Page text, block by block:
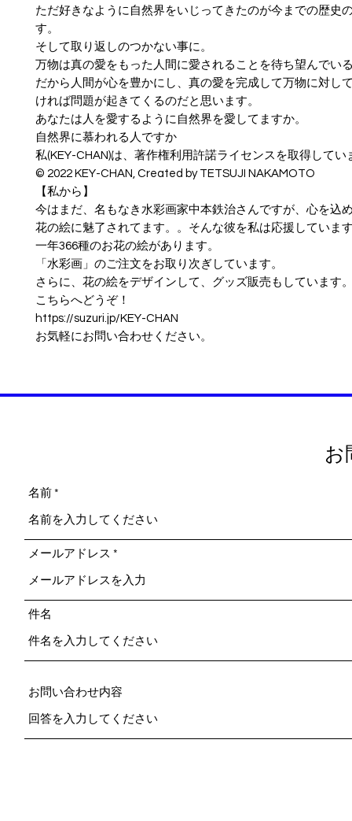
ただ好きなように自然界をいじってきたのが今までの歴史
す。
そして取り返しのつかない事に。
万物は真の愛をもった人間に愛されることを待ち望んでい
だから人間が心を豊かにし、真の愛を完成して万物に対し
ければ問題が起きてくるのだと思います。
あなたは人を愛するように自然界を愛してますか。
自然界に慕われる人ですか
私(KEY-CHAN)は、著作権利用許諾ライセンスを取得してい
© ︎2022 KEY-CHAN, Created by TETSUJI NAKAMOTO
【私から】
今はまだ、名もなき水彩画家中本鉄治さんですが、心を込
花の絵に魅了されてます。。そんな彼を私は応援していま
一年366種のお花の絵があります。
「水彩画」のご注文をお取り次ぎしています。
さらに、花の絵をデザインして、グッズ販売もしています
こちらへどうぞ！
https://suzuri.jp/KEY-CHAN
お気軽にお問い合わせください。
お
名前
メールアドレス
件名
お問い合わせ内容